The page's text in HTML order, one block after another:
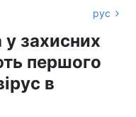
рус
у захисних
першого
в